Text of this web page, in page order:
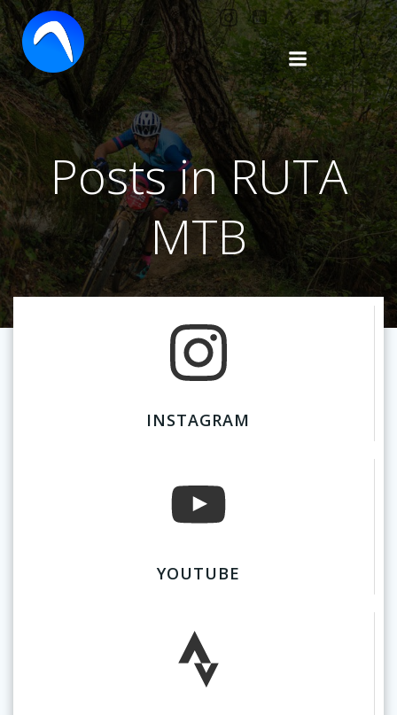
Saltar
al
contenido
Posts in RUTA
MTB
INSTAGRAM
YOUTUBE